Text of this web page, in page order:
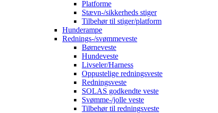
Platforme
Stævn-/sikkerheds stiger
Tilbehør til stiger/platform
Hunderampe
Rednings-/svømmeveste
Børneveste
Hundeveste
Livseler/Harness
Oppustelige redningsveste
Redningsveste
SOLAS godkendte veste
Svømme-/jolle veste
Tilbehør til redningsveste